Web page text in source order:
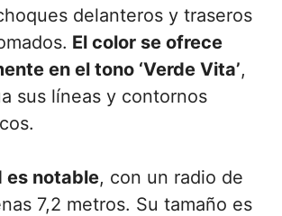
delanteros y traseros
El color se ofrece
en el tono ‘Verde Vita’,
sus líneas y contornos
es notable, con un radio de
7,2 metros. Su tamaño es